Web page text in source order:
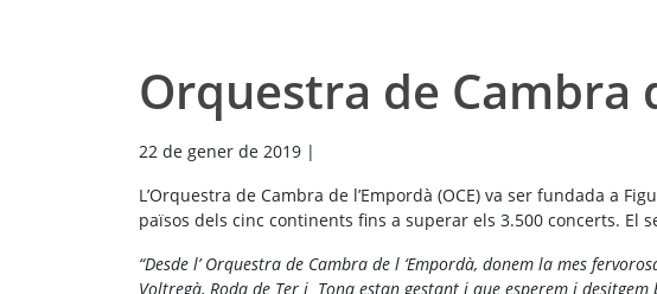
Orquestra de Cambra
22 de gener de 2019 |
L’Orquestra de Cambra de l’Empordà (OCE) va ser fundada a
països dels cinc continents fins a superar els 3.500 concerts.
“Desde l’ Orquestra de Cambra de l ‘Empordà, donem la mes
Voltregà, Roda de Ter i Tona estan gestant i que esperem i